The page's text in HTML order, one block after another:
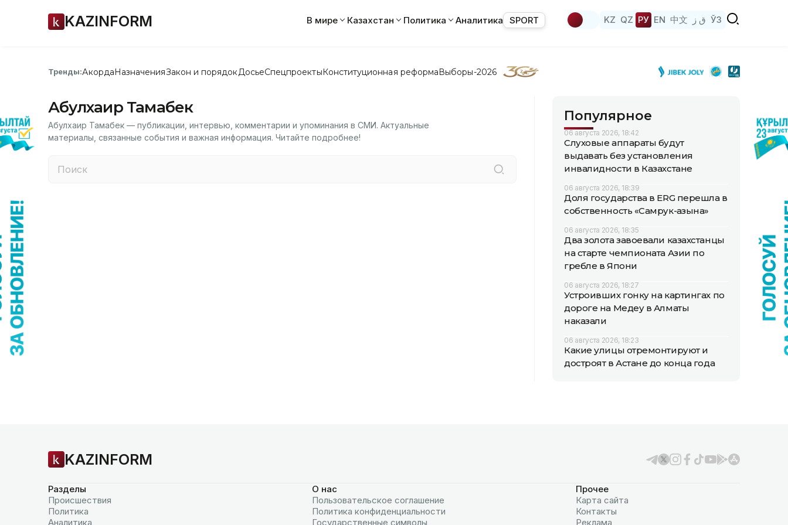
KAZINFORM В мире Казахстан Политика Аналитика SPORT KZ QZ РУ EN 中文 ق ز ЎЗ
Тренды:АкордаНазначенияЗакон и порядок ДосьеСпецпроектыКонституционная реформаВыборы-2026
Абулхаир Тамабек
Абулхаир Тамабек — публикации, интервью, комментарии и упоминания в СМИ. Актуальные
материалы, связанные события и важная информация. Читайте подробнее!
Популярное
06 августа 2026, 18:42
Слуховые аппараты будут
выдавать без установления
инвалидности в Казахстане
06 августа 2026, 18:39
Доля государства в ERG перешла в
собственность «Самрук-Қазына»
06 августа 2026, 18:35
Два золота завоевали казахстанцы
на старте чемпионата Азии по
гребле в Япони
06 августа 2026, 18:27
Устроивших гонку на картингах по
дороге на Медеу в Алматы
наказали
06 августа 2026, 18:23
Какие улицы отремонтируют и
достроят в Астане до конца года
KAZINFORM
Разделы
Происшествия
Политика
Аналитика
О нас
Пользовательское соглашение
Политика конфиденциальности
Государственные символы
Прочее
Карта сайта
Контакты
Реклама